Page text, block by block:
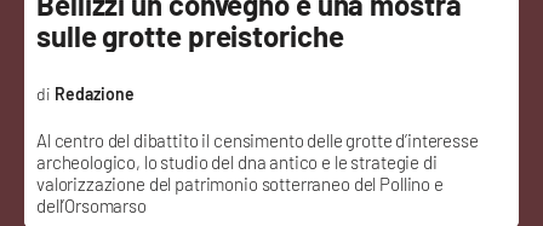
Editoriali
VIDEO
Ambiente
sulle grotte preistoriche
Al centro del dibattito il censimento delle grotte d’interesse
archeologico, lo studio del dna antico e le strategie di
valorizzazione del patrimonio sotterraneo del Pollino e
dell’Orsomarso
Redazione